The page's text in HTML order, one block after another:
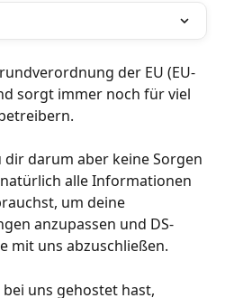
der EU (EU-
sorgt immer noch für viel
dir darum aber keine Sorgen
alle Informationen
um deine
anzupassen und DS-
mit uns abzuschließen.
uns gehostet hast,